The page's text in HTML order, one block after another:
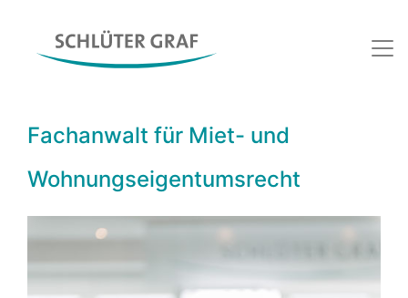
Fachanwalt für Miet- und
Wohnungseigentumsrecht